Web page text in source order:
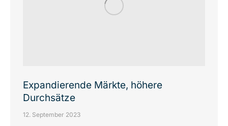
Expandierende Märkte, höhere
Durchsätze
12. September 2023